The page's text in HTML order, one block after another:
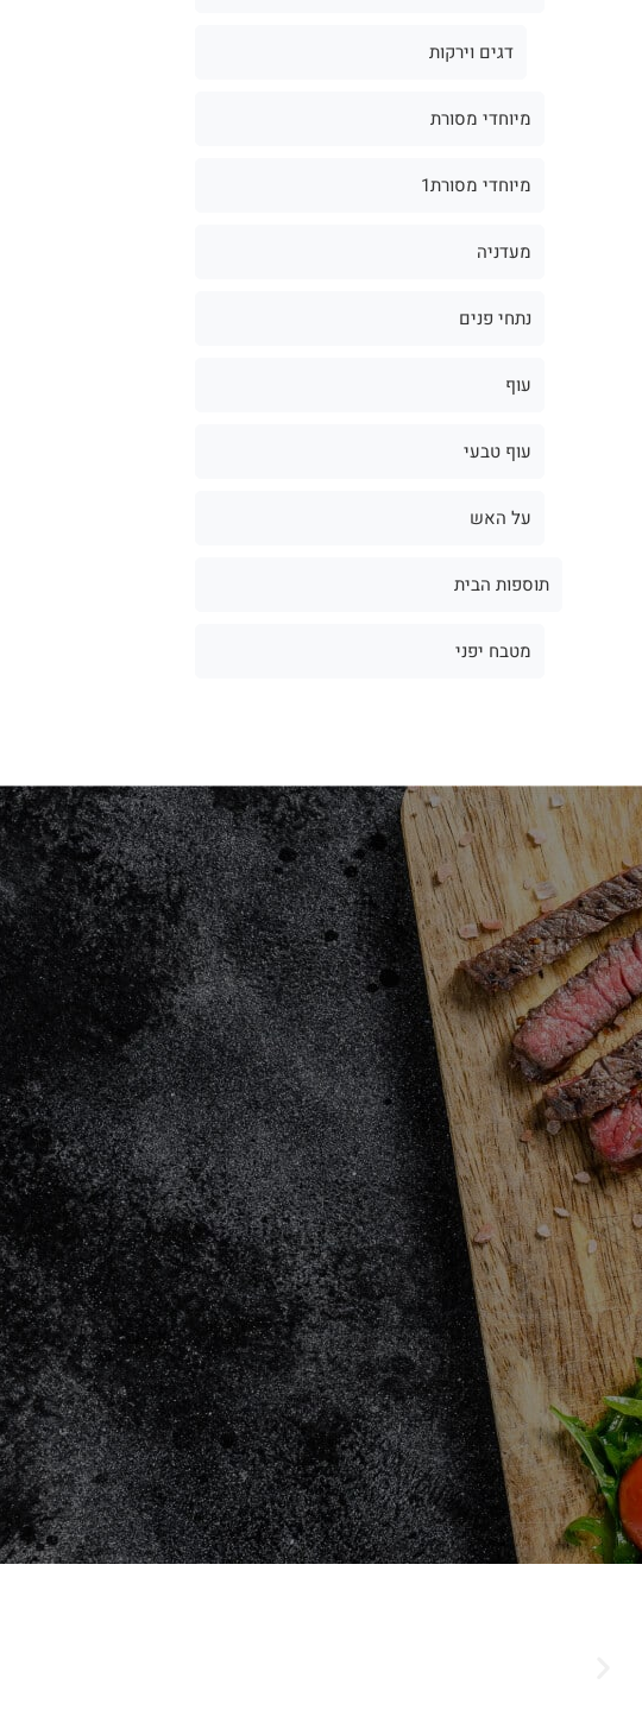
דגים וירקות
מיוחדי מסורת
מיוחדי מסורת1
מעדניה
נתחי פנים
עוף
עוף טבעי
על האש
תוספות הבית
מטבח יפני